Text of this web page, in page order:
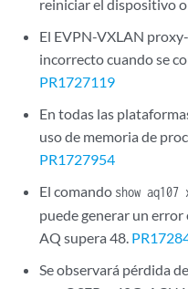
reiniciar el dispositivo
El EVPN-VXLAN
incorrecto cuando se
PR1727119
En todas las
uso de memoria de
PR1727954
El comando show aq107
puede generar un error
AQ supera 48.
Se observará pérdida